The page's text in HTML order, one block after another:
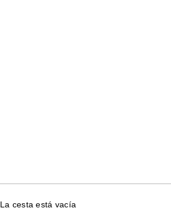
La cesta está vacía